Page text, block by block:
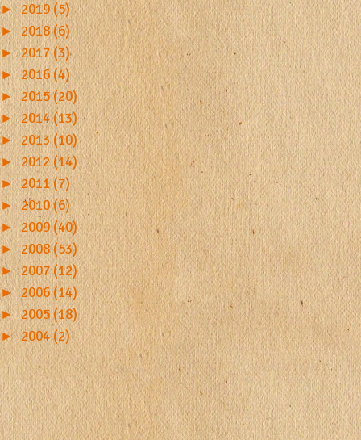
► 2019 (5)
► 2018 (6)
► 2017 (3)
► 2016 (4)
► 2015 (20)
► 2014 (13)
► 2013 (10)
► 2012 (14)
► 2011 (7)
► 2010 (6)
► 2009 (40)
► 2008 (53)
► 2007 (12)
► 2006 (14)
► 2005 (18)
► 2004 (2)